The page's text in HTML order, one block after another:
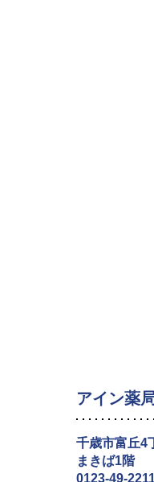
アイン薬
千歳市富丘4
まきば1階
0123-49-